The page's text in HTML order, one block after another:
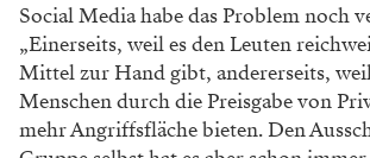
Social Media habe das Problem noch
„Einerseits, weil es den Leuten
Mittel zur Hand gibt, andererseits,
Menschen durch die Preisgabe von
mehr Angriffsfläche bieten. Den